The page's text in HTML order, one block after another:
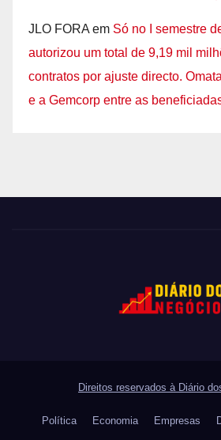
JLO FORA em Só no I semestre
autorizou um total de 9,19 mil
contratos por ajuste directo.
e a Gemcorp entre as
Direitos reservados à Diário
Política Economia Empresas